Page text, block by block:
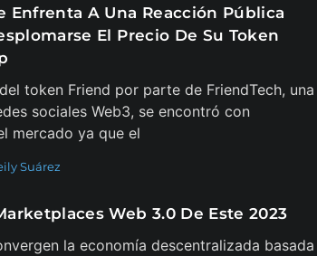
Enfrenta A Una Reacción Pública
El Precio De Su Token
token Friend por parte de FriendTech, una
sociales Web3, se encontró con
mercado ya que el
Suárez
Web 3.0 De Este 2023
la economía descentralizada basada